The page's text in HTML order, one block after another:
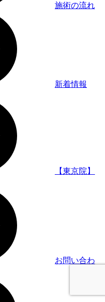
施術の流れ
新着情報
【東京院】
お問い合わ